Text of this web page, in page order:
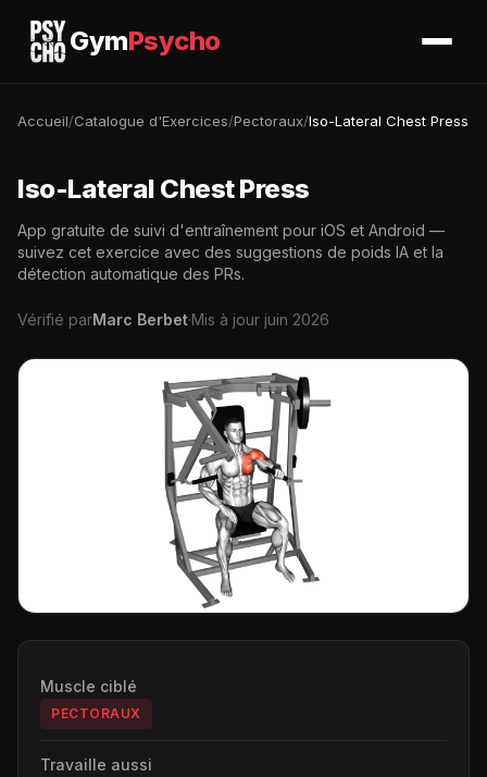
GymPsycho
Accueil/Catalogue d'Exercices/Pectoraux/Iso-Lateral Chest Press
Iso-Lateral Chest Press
App gratuite de suivi d'entraînement pour iOS et Android —
suivez cet exercice avec des suggestions de poids IA et la
détection automatique des PRs.
Vérifié parMarc Berbet·Mis à jour juin 2026
Muscle ciblé
PECTORAUX
Travaille aussi